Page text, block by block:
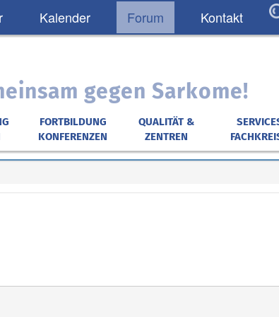
Kalender Forum Kontakt
gegen Sarkome!
FORTBILDUNG
KONFERENZEN
QUALITÄT &
ZENTREN